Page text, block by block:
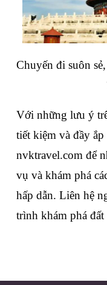
Chuyến đi suôn
Với những lưu ý
tiết kiệm và đầy
nvktravel.com để
vụ và khám phá
hấp dẫn. Liên hệ
trình khám phá